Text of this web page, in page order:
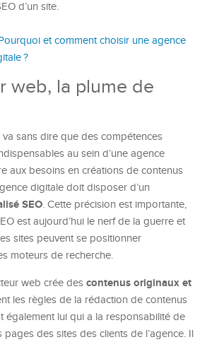
d’un site.
et comment choisir une agence
?
web, la plume de
sans dire que des compétences
au sein d’une agence
aux besoins en créations de contenus
digitale doit disposer d’un
SEO. Cette précision est importante,
est aujourd’hui le nerf de la guerre et
sites peuvent se positionner
moteurs de recherche.
web crée des contenus originaux et
les règles de la rédaction de contenus
également lui qui a la responsabilité de
pages des sites des clients de l’agence. Il